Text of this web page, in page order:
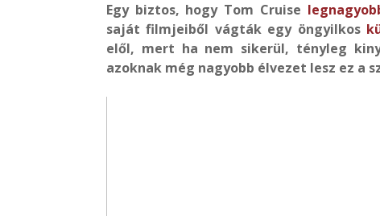
Egy biztos, hogy Tom Cruise
saját filmjeiből vágták egy öngyilkos
elől, mert ha nem sikerül, tényleg
azoknak még nagyobb élvezet lesz ez a